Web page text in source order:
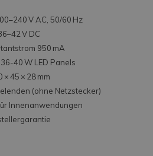
V AC, 50/60 Hz
V DC
950 mA
40 W LED Panels
× 45 × 28 mm
(ohne Netzstecker)
Innenanwendungen